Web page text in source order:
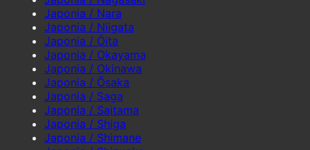
Japonia / Nara
Japonia / Niigata
Japonia / Ōita
Japonia / Okayama
Japonia / Okinawa
Japonia / Ōsaka
Japonia / Saga
Japonia / Saitama
Japonia / Shiga
Japonia / Shimane